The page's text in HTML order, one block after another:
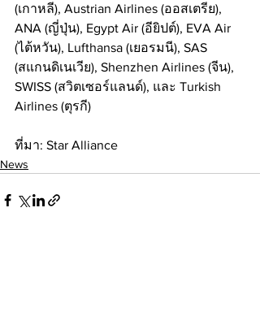
(เกาหลี), Austrian Airlines (ออสเตรีย),
ANA (ญี่ปุ่น), Egypt Air (อียิปต์), EVA Air
(ไต้หวัน), Lufthansa (เยอรมนี), SAS
(สแกนดิเนเวีย), Shenzhen Airlines (จีน),
SWISS (สวิตเซอร์แลนด์), และ Turkish
Airlines (ตุรกี)
ที่มา: Star Alliance
News